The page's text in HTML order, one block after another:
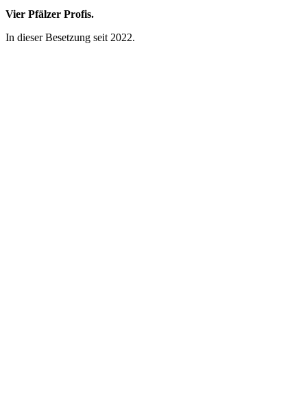
Vier Pfälzer Profis.
In dieser Besetzung seit 2022.